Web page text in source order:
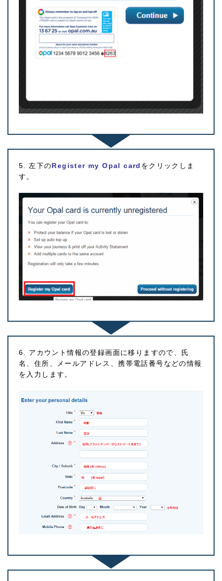
5. 左下のRegister my Opal card をクリックしま
す。
6. アカウント情報の登録画面に移りますので、氏
名、住所、メールアドレス、携帯電話番号などの情報
を入力します。